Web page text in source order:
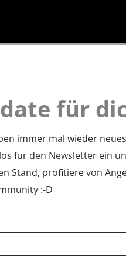
für
immer mal wieder
für den Newsletter ein
Stand, profitiere von
:-D